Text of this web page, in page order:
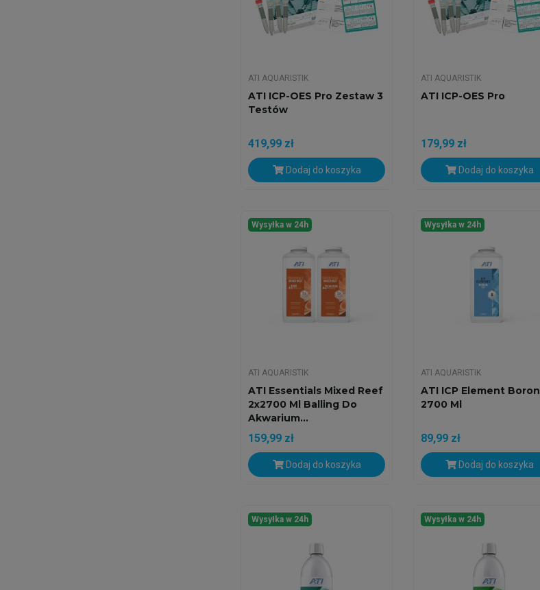
ATI AQUARISTIK
ATI ICP-OES Pro Zestaw 3
Testów
419,99 zł
Dodaj do koszyka
ATI AQUARISTIK
ATI ICP-OES Pro
179,99 zł
Dodaj do koszyka
Wysyłka w 24h
ATI AQUARISTIK
ATI Essentials Mixed Reef
2x2700 Ml Balling Do
Akwarium...
159,99 zł
Dodaj do koszyka
Wysyłka w 24h
ATI AQUARISTIK
ATI ICP Element Boron
2700 Ml
89,99 zł
Dodaj do koszyka
Wysyłka w 24h Wysyłka w 24h